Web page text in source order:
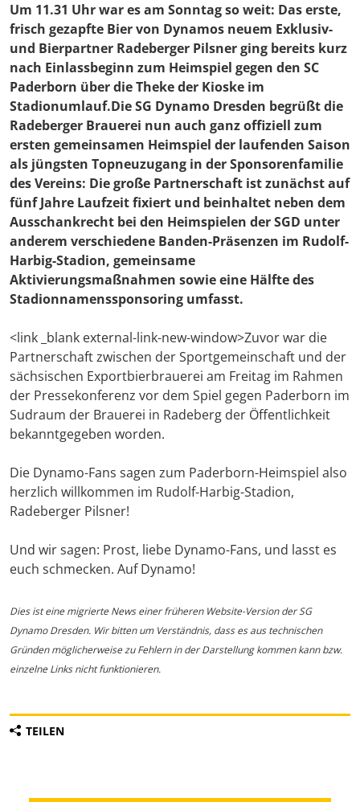
Um 11.31 Uhr war es am Sonntag so weit: Das erste,
frisch gezapfte Bier von Dynamos neuem Exklusiv-
und Bierpartner Radeberger Pilsner ging bereits kurz
nach Einlassbeginn zum Heimspiel gegen den SC
Paderborn über die Theke der Kioske im
Stadionumlauf.Die SG Dynamo Dresden begrüßt die
Radeberger Brauerei nun auch ganz offiziell zum
ersten gemeinsamen Heimspiel der laufenden Saison
als jüngsten Topneuzugang in der Sponsorenfamilie
des Vereins: Die große Partnerschaft ist zunächst auf
fünf Jahre Laufzeit fixiert und beinhaltet neben dem
Ausschankrecht bei den Heimspielen der SGD unter
anderem verschiedene Banden-Präsenzen im Rudolf-
Harbig-Stadion, gemeinsame
Aktivierungsmaßnahmen sowie eine Hälfte des
Stadionnamenssponsoring umfasst.
<link _blank external-link-new-window>Zuvor war die
Partnerschaft zwischen der Sportgemeinschaft und der
sächsischen Exportbierbrauerei am Freitag im Rahmen
der Pressekonferenz vor dem Spiel gegen Paderborn im
Sudraum der Brauerei in Radeberg der Öffentlichkeit
bekanntgegeben worden.
Die Dynamo-Fans sagen zum Paderborn-Heimspiel also
herzlich willkommen im Rudolf-Harbig-Stadion,
Radeberger Pilsner!
Und wir sagen: Prost, liebe Dynamo-Fans, und lasst es
euch schmecken. Auf Dynamo!
Dies ist eine migrierte News einer früheren Website-Version der SG
Dynamo Dresden. Wir bitten um Verständnis, dass es aus technischen
Gründen möglicherweise zu Fehlern in der Darstellung kommen kann bzw.
einzelne Links nicht funktionieren.
TEILEN